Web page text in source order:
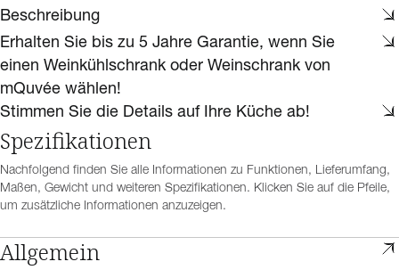
Beschreibung
Erhalten Sie bis zu 5 Jahre Garantie, wenn Sie
einen Weinkühlschrank oder Weinschrank von
mQuvée wählen!
Stimmen Sie die Details auf Ihre Küche ab!
Spezifikationen
Nachfolgend finden Sie alle Informationen zu Funktionen, Lieferumfang,
Maßen, Gewicht und weiteren Spezifikationen. Klicken Sie auf die Pfeile,
um zusätzliche Informationen anzuzeigen.
Allgemein